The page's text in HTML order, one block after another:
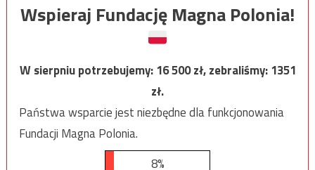
Wspieraj Fundację Magna Polonia!
W sierpniu potrzebujemy:16 500zł, zebraliśmy:1351
zł.
Państwa wsparcie jest niezbędne dla funkcjonowania
Fundacji Magna Polonia.
8%